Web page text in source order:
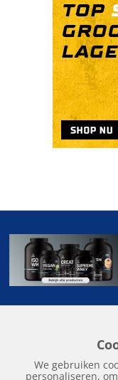
We gebruiken
personaliseren,